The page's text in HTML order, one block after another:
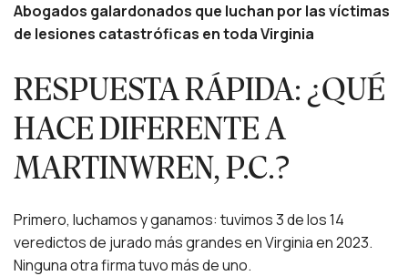
Abogados galardonados que luchan por las víctimas
de lesiones catastróficas en toda Virginia
RESPUESTA RÁPIDA: ¿QUÉ
HACE DIFERENTE A
MARTINWREN, P.C.?
Primero, luchamos y ganamos: tuvimos 3 de los 14
veredictos de jurado más grandes en Virginia en 2023.
Ninguna otra firma tuvo más de uno.